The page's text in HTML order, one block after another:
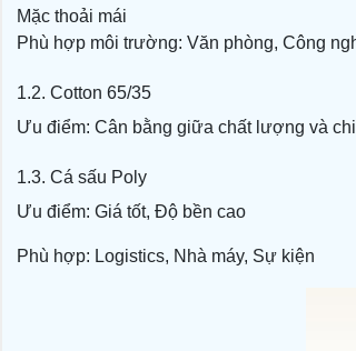
Mặc thoải mái
Phù hợp môi trường: Văn phòng, Công
1.2. Cotton 65/35
Ưu điểm: Cân bằng giữa chất lượng và
1.3. Cá sấu Poly
Ưu điểm: Giá tốt, Độ bền cao
Phù hợp: Logistics, Nhà máy, Sự kiện